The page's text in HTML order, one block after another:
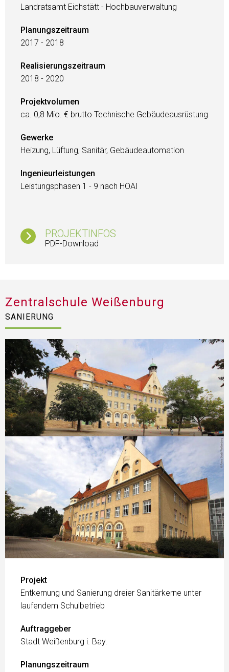
Landratsamt Eichstätt - Hochbauverwaltung
Planungszeitraum
2017 - 2018
Realisierungszeitraum
2018 - 2020
Projektvolumen
ca. 0,8 Mio. € brutto Technische Gebäudeausrüstung
Gewerke
Heizung, Lüftung, Sanitär, Gebäudeautomation
Ingenieurleistungen
Leistungsphasen 1 - 9 nach HOAI
PROJEKTINFOS
PDF-Download
Zentralschule Weißenburg
SANIERUNG
Projekt
Entkernung und Sanierung dreier Sanitärkerne unter
laufendem Schulbetrieb
Auftraggeber
Stadt Weißenburg i. Bay.
Planungszeitraum